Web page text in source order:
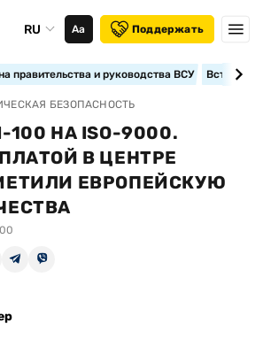
RU Аа Поддержать
правительства и руководства ВСУ
БЕЗОПАСНОСТЬ
НА ISO-9000.
В ЦЕНТРЕ
ЕВРОПЕЙСКУЮ